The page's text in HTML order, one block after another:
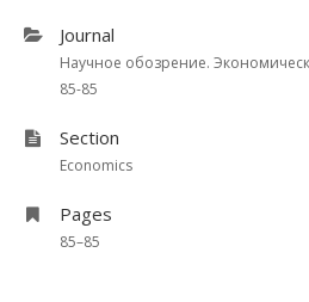
Journal
Научное обозрение.
85-85
Section
Economics
Pages
85–85